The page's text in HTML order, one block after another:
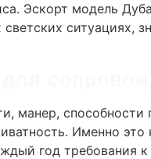
Эскорт модель
ситуациях,
манер, способности
Именно это
год требования к